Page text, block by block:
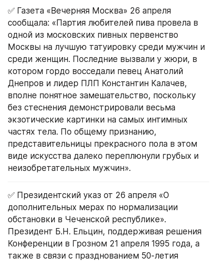
✅ Газета «Вечерняя Москва» 26 апреля
сообщала: «Партия любителей пива провела в
одной из московских пивных первенство
Москвы на лучшую татуировку среди мужчин и
среди женщин. Последние вызвали у жюри, в
котором гордо восседали певец Анатолий
Днепров и лидер ПЛП Константин Калачев,
вполне понятное замешательство, поскольку
без стеснения демонстрировали весьма
экзотические картинки на самых интимных
частях тела. По общему признанию,
представительницы прекрасного пола в этом
виде искусства далеко переплюнули грубых и
неизобретательных мужчин».
✅ Президентский указ от 26 апреля «О
дополнительных мерах по нормализации
обстановки в Чеченской республике».
Президент Б.Н. Ельцин, поддерживая решения
Конференции в Грозном 21 апреля 1995 года, а
также в связи с празднованием 50-летия